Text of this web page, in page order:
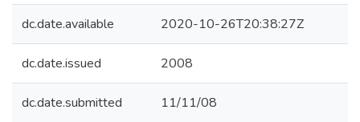
dc.date.available 2020-10-26T20:38:27Z
dc.date.issued 2008
dc.date.submitted 11/11/08